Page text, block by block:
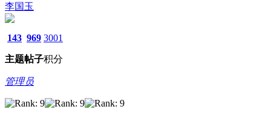
李国玉
143
主题
969
帖子
3001
积分
管理员